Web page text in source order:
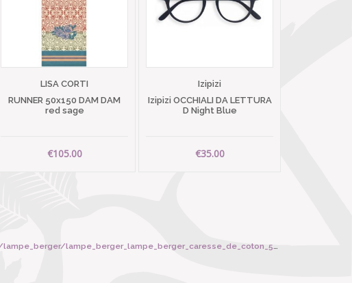
LISA CORTI
RUNNER 50x150 DAM DAM
red sage
€105.00
Izipizi
Izipizi OCCHIALI DA LETTURA
D Night Blue
€35.00
6330